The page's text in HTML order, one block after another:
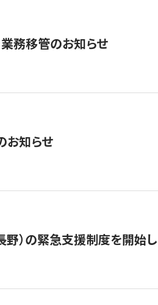
業務移管のお知らせ
お知らせ
野）の緊急支援制度を開始